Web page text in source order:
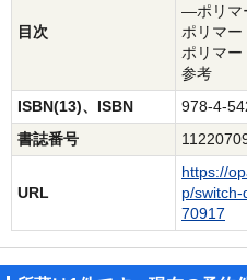
目次
―ポリマ
ポリマー
ポリマー
参考
ISBN(13)、ISBN
978-4-
書誌番号
URL
https://
p/
70917